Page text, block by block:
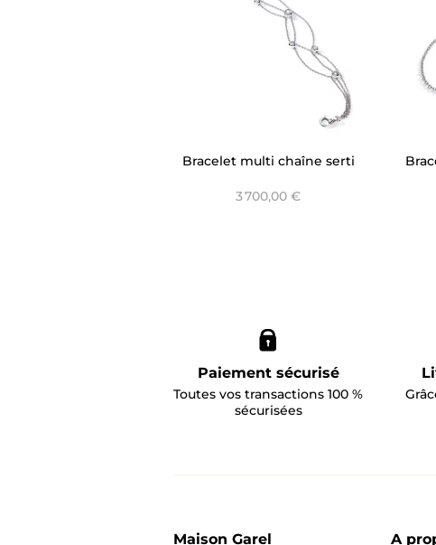
Bracelet multi chaîne serti
3 700,00 €
Paiement sécurisé
Toutes vos transactions 100 %
sécurisées
Maison Garel A